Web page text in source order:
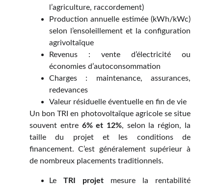
l’agriculture, raccordement)
Production annuelle estimée (kWh/kWc)
selon l’ensoleillement et la configuration
agrivoltaïque
Revenus : vente d’électricité ou
économies d’autoconsommation
Charges : maintenance, assurances,
redevances
Valeur résiduelle éventuelle en fin de vie
Un bon TRI en photovoltaïque agricole se situe
souvent entre 6% et 12%, selon la région, la
taille du projet et les conditions de
financement. C’est généralement supérieur à
de nombreux placements traditionnels.
Le TRI projet mesure la rentabilité